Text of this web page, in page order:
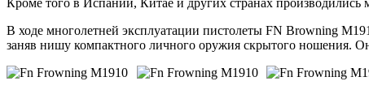
Кроме того в Испании, Китае и других странах
В ходе многолетней эксплуатации пистолеты FN Browning
заняв нишу компактного личного оружия скрытого ношения.